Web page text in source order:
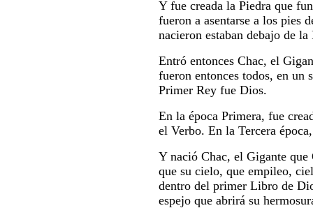
Y fue creada la Piedra que
fueron a asentarse a los pies
nacieron estaban debajo de
Entró entonces Chac, el
fueron entonces todos, en un
Primer Rey fue Dios.
En la época Primera, fue
el Verbo. En la Tercera
Y nació Chac, el Gigante
que su cielo, que empileo,
dentro del primer Libro de
espejo que abrirá su